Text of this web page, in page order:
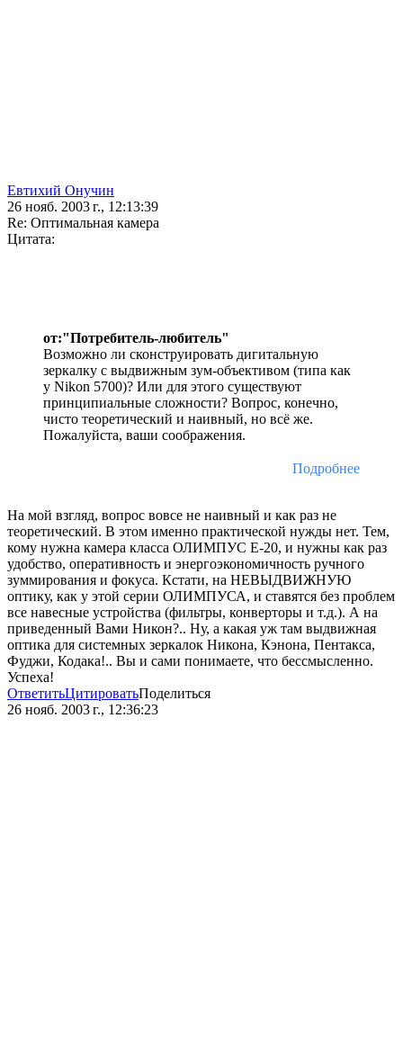
Евтихий Онучин
26 нояб. 2003 г., 12:13:39
Re: Оптимальная камера
Цитата:
от:"Потребитель-любитель"
Возможно ли сконструировать дигитальную
зеркалку с выдвижным зум-объективом (типа как
у Nikon 5700)? Или для этого существуют
принципиальные сложности? Вопрос, конечно,
чисто теоретический и наивный, но всё же.
Пожалуйста, ваши соображения.
Подробнее
На мой взгляд, вопрос вовсе не наивный и как раз не
теоретический. В этом именно практической нужды нет. Тем,
кому нужна камера класса ОЛИМПУС Е-20, и нужны как раз
удобство, оперативность и энергоэкономичность ручного
зуммирования и фокуса. Кстати, на НЕВЫДВИЖНУЮ
оптику, как у этой серии ОЛИМПУСА, и ставятся без проблем
все навесные устройства (фильтры, конверторы и т.д.). А на
приведенный Вами Никон?.. Ну, а какая уж там выдвижная
оптика для системных зеркалок Никона, Кэнона, Пентакса,
Фуджи, Кодака!.. Вы и сами понимаете, что бессмысленно.
Успеха!
ОтветитьЦитироватьПоделиться
26 нояб. 2003 г., 12:36:23